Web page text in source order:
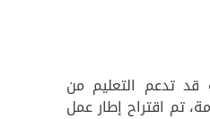
قد تدعم التعليم من
تم اقتراح إطار عمل